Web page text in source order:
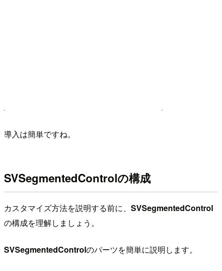
導入は簡単ですね。
SVSegmentedControlの構成
カスタマイズ方法を説明する前に、 SVSegmentedControl
の構成を理解しましょう。
SVSegmentedControlのパーツを簡単に説明します。